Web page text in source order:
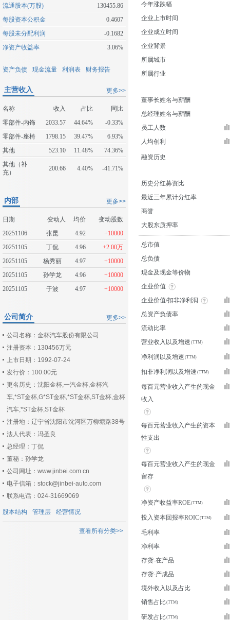
流通股本(万股)
130455.86
每股资本公积金
0.4607
每股未分配利润
-0.1682
净资产收益率
3.06%
资产负债 现金流量 利润表 财务报告
更多>>
主营收入
名称 收入 占比
同比
零部件-内饰
2033.57 44.64%
-0.33%
零部件-座椅
1798.15 39.47%
6.93%
其他
523.10 11.48%
74.36%
其他（补
充）
200.66 4.40% -41.71%
更多>>
内部
日期 变动人 均价
变动股数
20251106
张昆 4.92
+10000
20251105
丁侃 4.96
+2.00万
20251105
杨秀丽 4.97
+10000
20251105
孙学龙 4.96
+10000
20251105
于波 4.97 +10000
更多>>
公司简介
公司名称：金杯汽车股份有限公司
注册资本：130456万元
上市日期：1992-07-24
发行价：100.00元
更名历史：沈阳金杯,一汽金杯,金杯汽
车,*ST金杯,G*ST金杯,*ST金杯,ST金杯,金杯
汽车,*ST金杯,ST金杯
注册地：辽宁省沈阳市沈河区万柳塘路38号
法人代表：冯圣良
总经理：丁侃
董秘：孙学龙
公司网址：www.jinbei.com.cn
电子信箱：stock@jinbei-auto.com
联系电话：024-31669069
股本结构 管理层 经营情况
查看所有分类>>
今年涨跌幅
企业上市时间
企业成立时间
企业背景
所属城市
所属行业
董事长姓名与薪酬
总经理姓名与薪酬
员工人数
人均创利
融资历史
历史分红募资比
最近三年累计分红率
商誉
大股东质押率
总市值
总负债
现金及现金等价物
企业价值
企业价值/扣非净利润
总资产负债率
流动比率
营业收入以及增速
净利润以及增速
扣非净利润以及增速
每百元营业收入产生的现金
收入
每百元营业收入产生的资本
性支出
每百元营业收入产生的现金
留存
净资产收益率ROE
投入资本回报率ROIC
毛利率
净利率
存货-在产品
存货-产成品
境外收入以及占比
销售占比
研发占比